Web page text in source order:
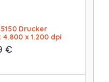
Drucker
x 1.200 dpi
€